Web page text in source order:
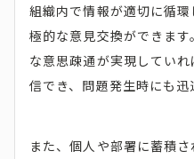
組織内で情報が適切に循
極的な意見交換ができま
な意思疎通が実現してい
信でき、問題発生時にも迅
また、個人や部署に蓄積